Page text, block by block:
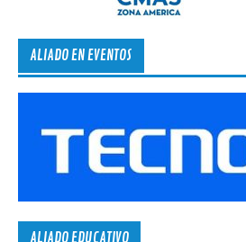
ALIADO EN EVENTOS